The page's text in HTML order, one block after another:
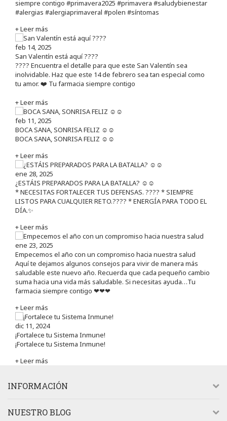
siempre contigo #primavera2025 #primavera #saludybienestar
#alergias #alergiaprimaveral #polen #síntomas
+ Leer más
feb 14, 2025
San Valentín está aquí ????
???? Encuentra el detalle para que este San Valentín sea
inolvidable. Haz que este 14 de febrero sea tan especial como
tu amor. ❤️ Tu farmacia siempre contigo
+ Leer más
feb 11, 2025
BOCA SANA, SONRISA FELIZ ☺️☺️
BOCA SANA, SONRISA FELIZ ☺️☺️
+ Leer más
ene 28, 2025
¿ESTÁIS PREPARADOS PARA LA BATALLA? ☺️☺️
* NECESITAS FORTALECER TUS DEFENSAS. ????️ * SIEMPRE
LISTOS PARA CUALQUIER RETO.???? * ENERGÍA PARA TODO EL
DÍA.✨
+ Leer más
ene 23, 2025
Empecemos el año con un compromiso hacia nuestra salud
Aquí te dejamos algunos consejos para vivir de manera más
saludable este nuevo año. Recuerda que cada pequeño cambio
suma hacia una vida más saludable. Si necesitas ayuda…Tu
farmacia siempre contigo ❤❤❤
+ Leer más
dic 11, 2024
¡Fortalece tu Sistema Inmune!
¡Fortalece tu Sistema Inmune!
+ Leer más
INFORMACIÓN
NUESTRO BLOG